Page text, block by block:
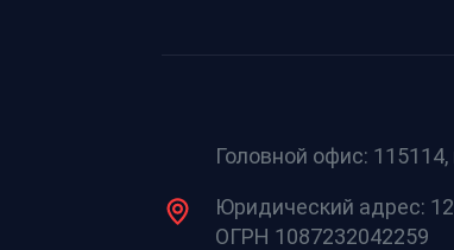
Головной офис:
Юридический адрес:
ОГРН 1087232042259